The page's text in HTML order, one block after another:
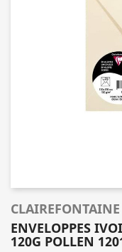
CLAIREFONTAINE
ENVELOPPES
120G POLLEN